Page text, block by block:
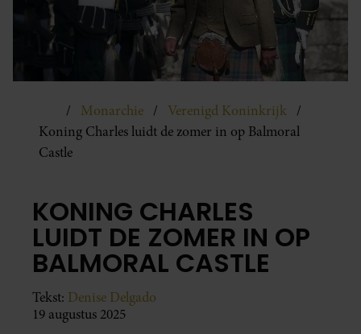
Monarchie
Verenigd Koninkrijk
Koning Charles luidt de zomer in op Balmoral
Castle
KONING CHARLES
LUIDT DE ZOMER IN OP
BALMORAL CASTLE
Tekst: Denise Delgado
19 augustus 2025